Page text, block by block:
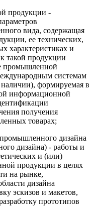
продукции -
вида, содержащая
ее технических,
характеристиках и
такой продукции
промышленной
системам
формируемая в
информационной
получения
товарах;
дизайна
дизайна) - работы и
и (или)
продукции в целях
на рынке,
дизайна
эскизов и макетов,
прототипов